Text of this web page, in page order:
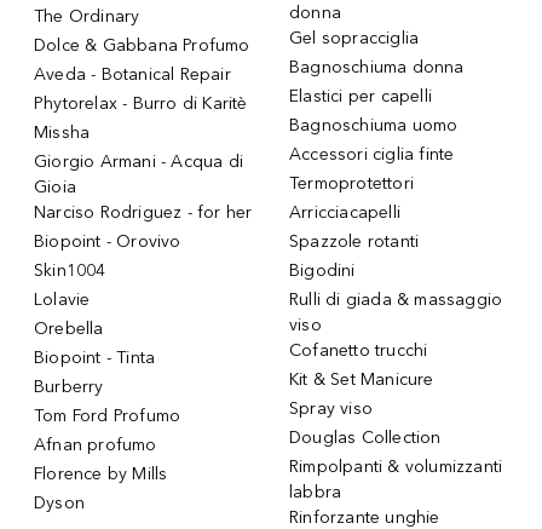
The Ordinary
Dolce & Gabbana Profumo
Aveda - Botanical Repair
Phytorelax - Burro di Karitè
Missha
Giorgio Armani - Acqua di
Gioia
Narciso Rodriguez - for her
Biopoint - Orovivo
Skin1004
Lolavie
Orebella
Biopoint - Tinta
Burberry
Tom Ford Profumo
Afnan profumo
Florence by Mills
Dyson
donna
Gel sopracciglia
Bagnoschiuma donna
Elastici per capelli
Bagnoschiuma uomo
Accessori ciglia finte
Termoprotettori
Arricciacapelli
Spazzole rotanti
Bigodini
Rulli di giada & massaggio
viso
Cofanetto trucchi
Kit & Set Manicure
Spray viso
Douglas Collection
Rimpolpanti & volumizzanti
labbra
Rinforzante unghie